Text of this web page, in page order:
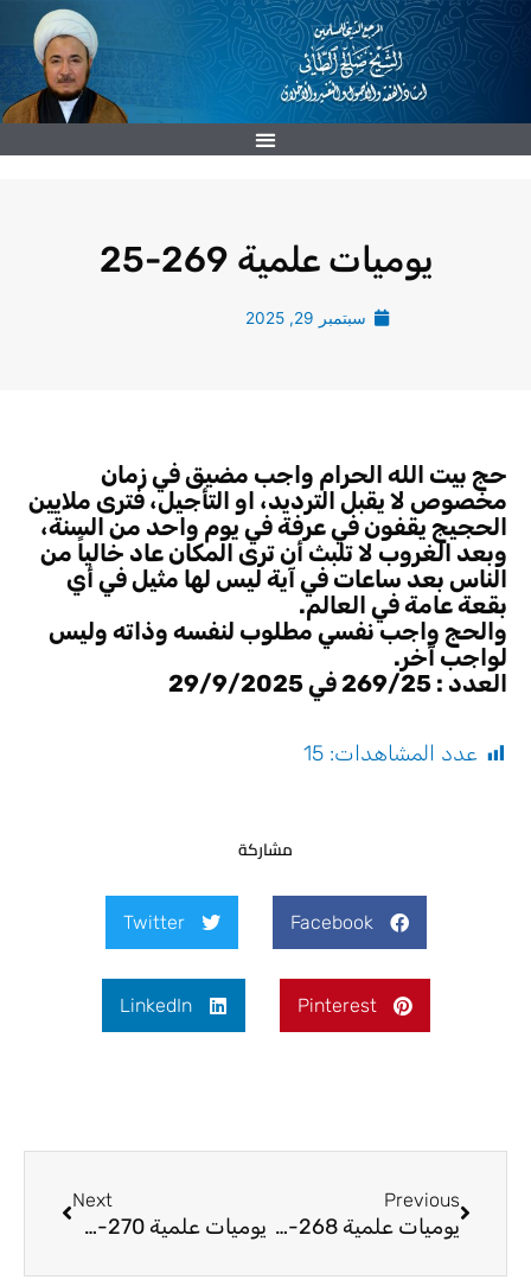
تخطي
يوميات علمية 269-25
سبتمبر 29, 2025
حج بيت الله الحرام واجب مضيق في زمان
مخصوص لا يقبل الترديد، او التأجيل، فترى ملايين
الحجيج يقفون في عرفة في يوم واحد من السنة،
وبعد الغروب لا تلبث أن ترى المكان عاد خالياً من
الناس بعد ساعات في آية ليس لها مثيل في أي
بقعة عامة في العالم.
والحج واجب نفسي مطلوب لنفسه وذاته وليس
لواجب آخر.
العدد : 269/25 في 29/9/2025
عدد المشاهدات: 15
مشاركة
Facebook
Twitter
Pinterest
LinkedIn
Previous
يوميات علمية 268-25
Next
يوميات علمية 270-25